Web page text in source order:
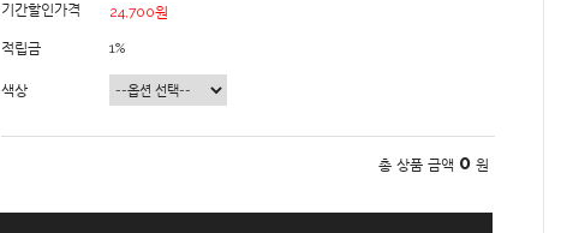
기간할인가격 24,700원
적립금 1%
색상
총 상품 금액 0 원